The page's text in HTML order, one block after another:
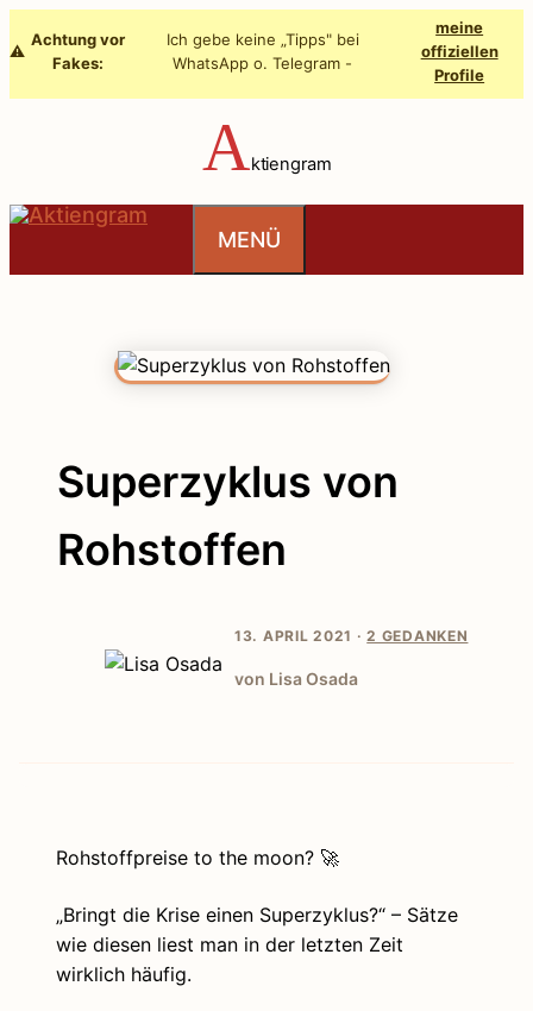
Inhalt
⚠️
Achtung vor
Fakes:
Ich gebe keine „Tipps" bei
WhatsApp o. Telegram -
meine
offiziellen
Profile
Aktiengram
MENÜ
Superzyklus von
Rohstoffen
13. APRIL 2021 ·2 GEDANKEN
von Lisa Osada
Rohstoffpreise to the moon? 🚀
„Bringt die Krise einen Superzyklus?“ – Sätze
wie diesen liest man in der letzten Zeit
wirklich häufig.